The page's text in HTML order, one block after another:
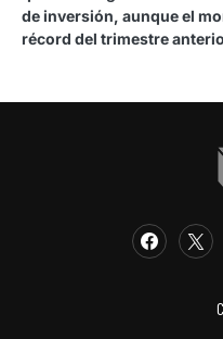
de inversión, aunque el
récord del trimestre